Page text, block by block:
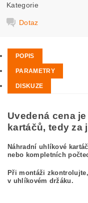
Kategorie
Dotaz
POPIS
PARAMETRY
DISKUZE
Uvedená cena
kartáčů, tedy za
Náhradní uhlíkové
nebo kompletních
Při montáži
v uhlíkovém držáku.